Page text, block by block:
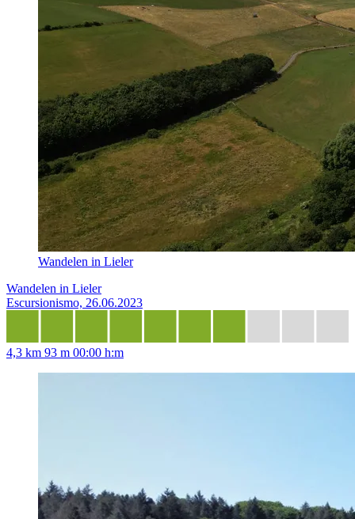
Wandelen in Lieler
Wandelen in Lieler
Escursionismo, 26.06.2023
4,3 km 93 m 00:00 h:m